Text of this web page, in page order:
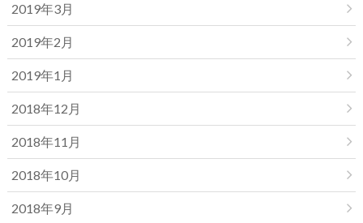
2019年3月
2019年2月
2019年1月
2018年12月
2018年11月
2018年10月
2018年9月